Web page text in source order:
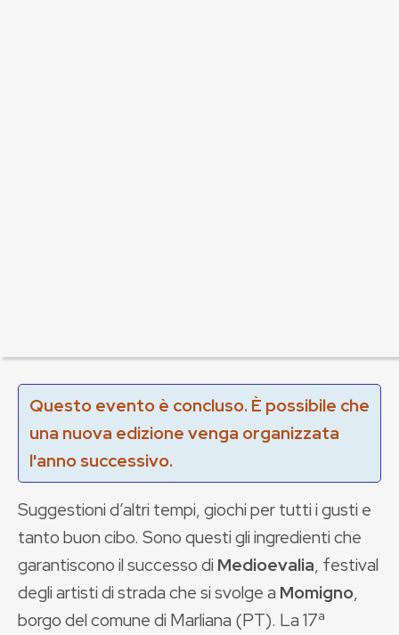
Questo evento è concluso. È possibile che
una nuova edizione venga organizzata
l'anno successivo.
Suggestioni d’altri tempi, giochi per tutti i gusti e
tanto buon cibo. Sono questi gli ingredienti che
garantiscono il successo di Medioevalia, festival
degli artisti di strada che si svolge a Momigno,
borgo del comune di Marliana (PT). La 17ª